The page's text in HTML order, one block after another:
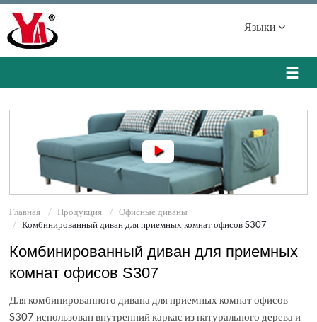
Языки
Главная Продукция
Офисные диваны
Комбинированный диван для приемных комнат офисов S307
Комбинированный диван для приемных
комнат офисов S307
Для комбинированного дивана для приемных комнат офисов
S307 использован внутренний каркас из натурального дерева и